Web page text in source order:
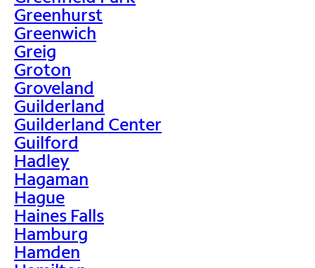
Greenhurst
Greenwich
Greig
Groton
Groveland
Guilderland
Guilderland Center
Guilford
Hadley
Hagaman
Hague
Haines Falls
Hamburg
Hamden